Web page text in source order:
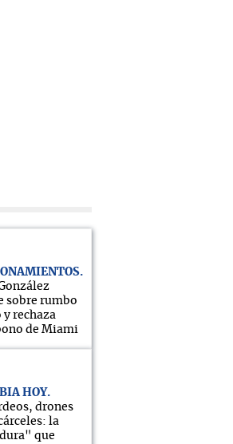
sobre rumbo
rechaza
de Miami
HOY
drones
la
que